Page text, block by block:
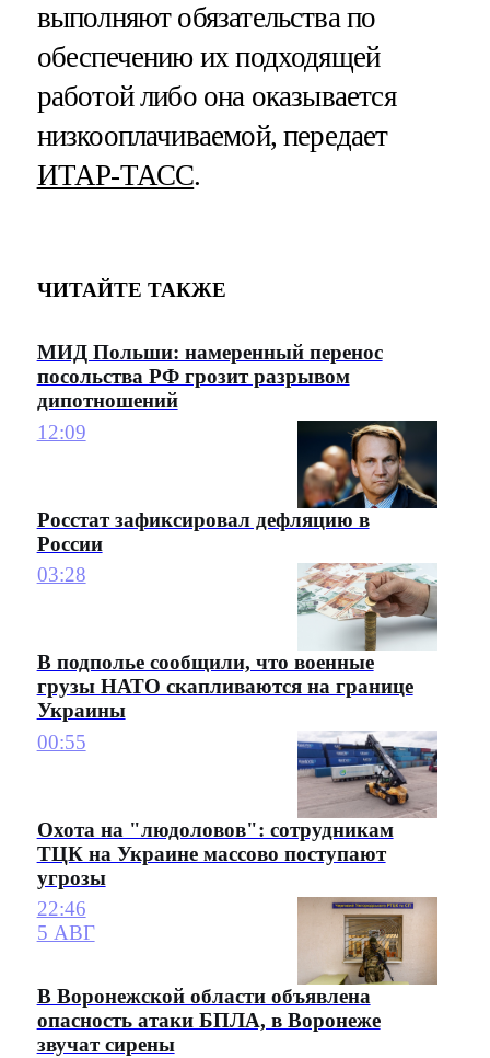
выполняют обязательства по
обеспечению их подходящей
работой либо она оказывается
низкооплачиваемой, передает
ИТАР-ТАСС.
ЧИТАЙТЕ ТАКЖЕ
МИД Польши: намеренный перенос
посольства РФ грозит разрывом
дипотношений
12:09
Росстат зафиксировал дефляцию в
России
03:28
В подполье сообщили, что военные
грузы НАТО скапливаются на границе
Украины
00:55
Охота на "людоловов": сотрудникам
ТЦК на Украине массово поступают
угрозы
22:46
5 АВГ
В Воронежской области объявлена
опасность атаки БПЛА, в Воронеже
звучат сирены